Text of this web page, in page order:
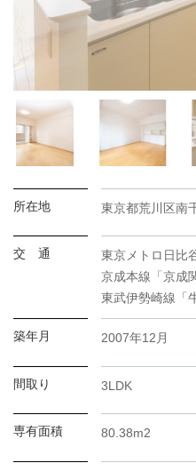
所在地 東京都荒川区南
交 通
東京メトロ日比
京成本線「京成
東武伊勢崎線「
築年月 2007年12月
間取り 3LDK
専有面積 80.38m2